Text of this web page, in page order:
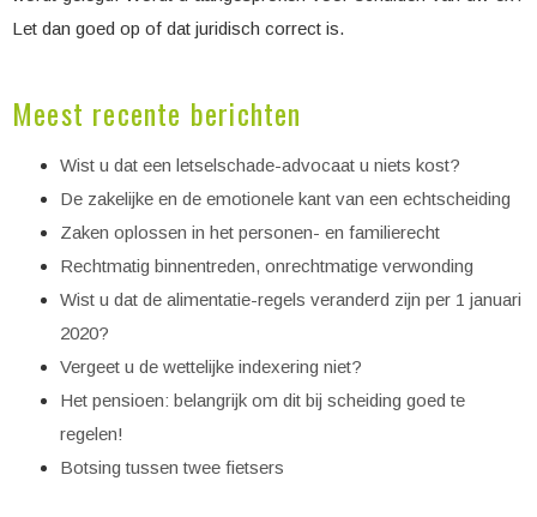
Let dan goed op of dat juridisch correct is.
Meest recente berichten
Wist u dat een letselschade-advocaat u niets kost?
De zakelijke en de emotionele kant van een echtscheiding
Zaken oplossen in het personen- en familierecht
Rechtmatig binnentreden, onrechtmatige verwonding
Wist u dat de alimentatie-regels veranderd zijn per 1 januari
2020?
Vergeet u de wettelijke indexering niet?
Het pensioen: belangrijk om dit bij scheiding goed te
regelen!
Botsing tussen twee fietsers